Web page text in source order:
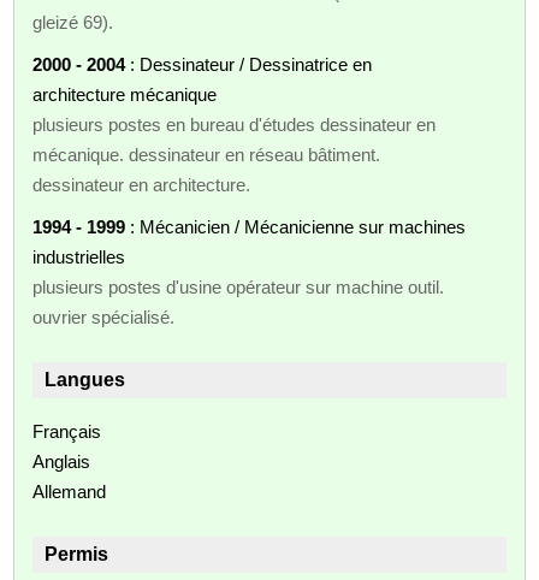
gleizé 69).
2000 - 2004: Dessinateur / Dessinatrice en
architecture mécanique
plusieurs postes en bureau d'études dessinateur en
mécanique. dessinateur en réseau bâtiment.
dessinateur en architecture.
1994 - 1999 : Mécanicien / Mécanicienne sur machines
industrielles
plusieurs postes d'usine opérateur sur machine outil.
ouvrier spécialisé.
Langues
Français
Anglais
Allemand
Permis